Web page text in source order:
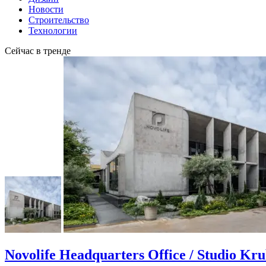
Новости
Строительство
Технологии
Сейчас в тренде
Novolife Headquarters Office / Studio